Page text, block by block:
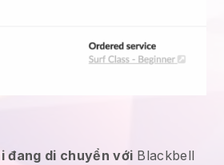
đang di chuyển với Blackbell